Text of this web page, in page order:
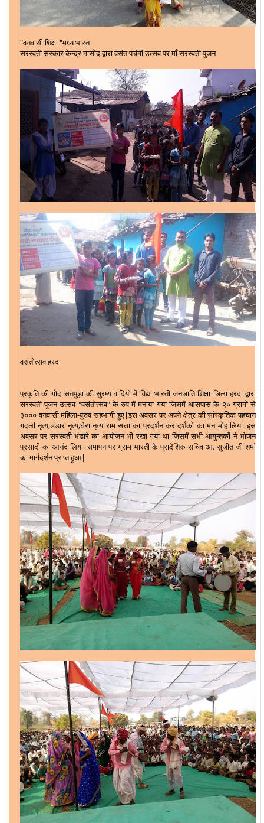
"वनवासी शिक्षा "मध्य भारत
सरस्वती संस्कार केन्द्र मासोद द्वारा वसंत पचंमी उत्सव परमाँ सरस्वती पुजन
वसंतोत्सव हरदा
प्रकृति की गोद सतपुड़ा की सुरम्य वादियों में विद्या भारती जनजाति शिक्षा जिला हरदा द्वारा
सरस्वती पूजन उत्सव "वसंतोत्सव" के रुप में मनाया गया जिसमें आसपास के २० ग्रामों से
३००० वनवासी महिला-पुरुष सहभागी हुए|इस अवसर पर अपने क्षेत्र की सांस्कृतिक पहचान
गदली नृत्य,डंडार नृत्य,घेरा नृत्य राम सत्ता का प्रदर्शन कर दर्शकों का मन मोह लिया|इस
अवसर पर सरस्वती भंडारे का आयोजन भी रखा गया था जिसमें सभी आगुन्तकों ने भोजन
प्रसादी का आनंद लिया|समापन पर ग्राम भारती के प्रादेशिक सचिव आ. सुजीत जी शर्मा
का मार्गदर्शन प्राप्त हुआ|